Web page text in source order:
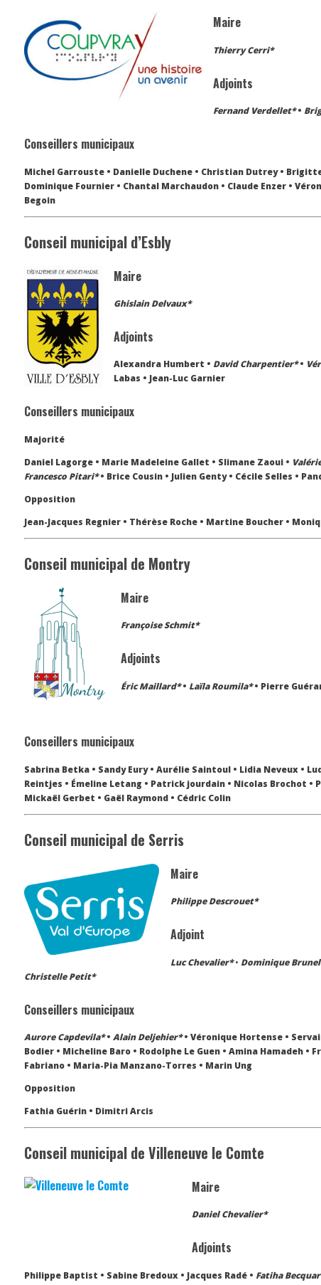
Maire
Thierry Cerri*
Adjoints
Fernand Verdellet*•
Conseillers municipaux
Michel Garrouste • Danielle Duchene • Christian Dutrey •
Dominique Fournier • Chantal Marchaudon • Claude Enzer •
Begoin
Conseil municipal d’Esbly
Maire
Ghislain Delvaux*
Adjoints
Alexandra Humbert • David Charpentier*•
Labas • Jean-Luc Garnier
Conseillers municipaux
Majorité
Daniel Lagorge • Marie Madeleine Gallet • Slimane Zaoui •
Francesco Pitari*• Brice Cousin • Julien Genty • Cécile Selles •
Opposition
Jean-Jacques Regnier • Thérèse Roche • Martine Boucher •
Conseil municipal de Montry
Maire
Françoise Schmit*
Adjoints
Éric Maillard*• Laïla Roumila*• Pierre
Conseillers municipaux
Sabrina Betka • Sandy Eury • Aurélie Saintoul • Lidia Neveux •
Reintjes • Émeline Letang • Patrick jourdain • Nicolas Brochot •
Mickaël Gerbet • Gaël Raymond • Cédric Colin
Conseil municipal de Serris
Maire
Philippe Descrouet*
Adjoint
Luc Chevalier*• Dominique
Christelle Petit*
Conseillers municipaux
Aurore Capdevila*• Alain Deljehier*• Véronique Hortense •
Bodier • Micheline Baro • Rodolphe Le Guen • Amina Hamadeh
Fabriano • Maria-Pia Manzano-Torres • Marin Ung
Opposition
Fathia Guérin • Dimitri Arcis
Conseil municipal de Villeneuve le Comte
Maire
Daniel Chevalier*
Adjoints
Philippe Baptist • Sabine Bredoux • Jacques Radé • Fatiha